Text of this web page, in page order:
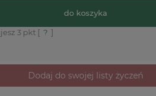
do koszyka
3 pkt [ ? ]
Dodaj do swojej listy życzeń